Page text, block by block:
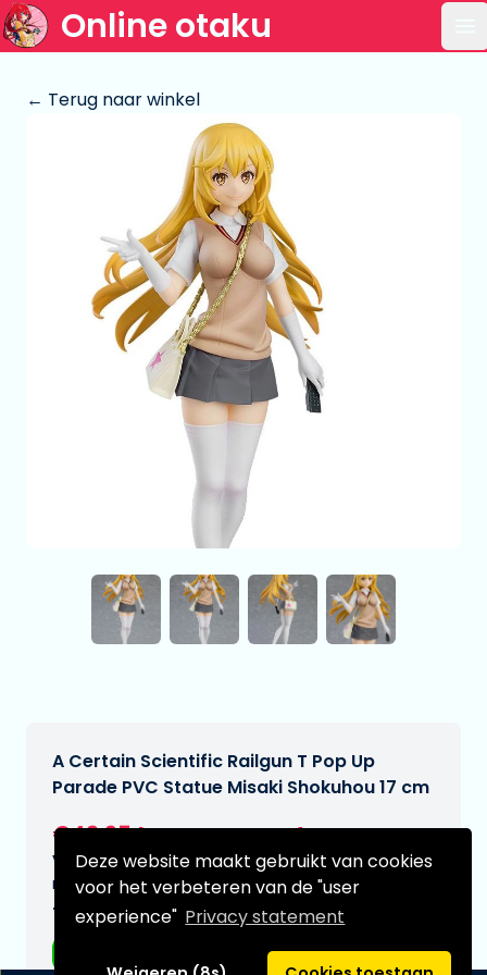
Deze website maakt gebruikt van cookies
voor het verbeteren van de "user
experience" Privacy statement
Online otaku
← Terug naar winkel
A Certain Scientific Railgun T Pop Up
Parade PVC Statue Misaki Shokuhou 17 cm
€42,95
Verwachtte leverdatum:
n.v.t.
Type: